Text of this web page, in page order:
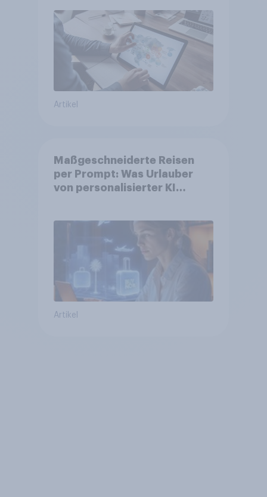
Artikel
Maßgeschneiderte Reisen
per Prompt: Was Urlauber
von personalisierter KI
bereits genutzt werden
Artikel